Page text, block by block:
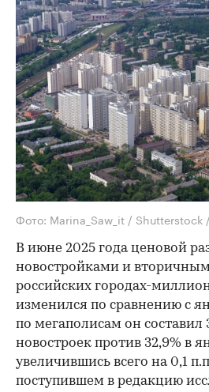
Фото: Marina_Saw_it / Shutterstock
В июне 2025 года ценовой
новостройками и
российских городах-
изменился по сравнению с
по мегаполисам он составил
новостроек против 32,9% в
увеличившись всего на 0,1
поступившем в редакцию